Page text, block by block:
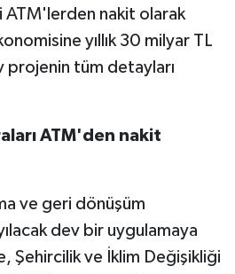
ATM'lerden nakit olarak
yıllık 30 milyar TL
projenin tüm detayları
ATM'den nakit
ve geri dönüşüm
dev bir uygulamaya
Şehircilik ve İklim Değişikliği